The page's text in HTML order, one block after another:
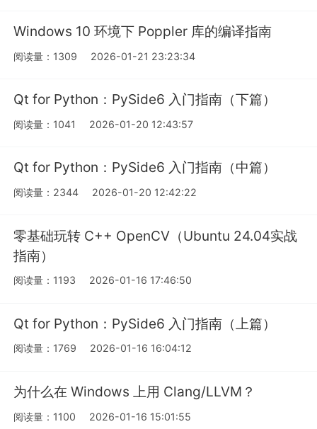
Windows 10 环境下 Poppler 库的编译指南
阅读量：1309 2026-01-21 23:23:34
Qt for Python：PySide6 入门指南（下篇）
阅读量：1041 2026-01-20 12:43:57
Qt for Python：PySide6 入门指南（中篇）
阅读量：2344 2026-01-20 12:42:22
零基础玩转 C++ OpenCV（Ubuntu 24.04实战
指南）
阅读量：1193 2026-01-16 17:46:50
Qt for Python：PySide6 入门指南（上篇）
阅读量：1769 2026-01-16 16:04:12
为什么在 Windows 上用 Clang/LLVM？
阅读量：1100 2026-01-16 15:01:55